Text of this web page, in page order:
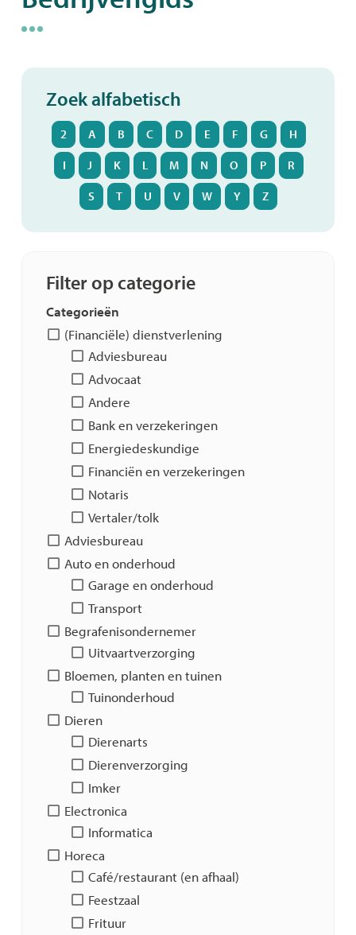
Zoek alfabetisch
2 A B C D E F G H
I J K L M N O P R
S T U V W Y Z
Filter op categorie
Categorieën
(Financiële) dienstverlening
Adviesbureau
Advocaat
Andere
Bank en verzekeringen
Energiedeskundige
Financiën en verzekeringen
Notaris
Vertaler/tolk
Adviesbureau
Auto en onderhoud
Garage en onderhoud
Transport
Begrafenisondernemer
Uitvaartverzorging
Bloemen, planten en tuinen
Tuinonderhoud
Dieren
Dierenarts
Dierenverzorging
Imker
Electronica
Informatica
Horeca
Café/restaurant (en afhaal)
Feestzaal
Frituur